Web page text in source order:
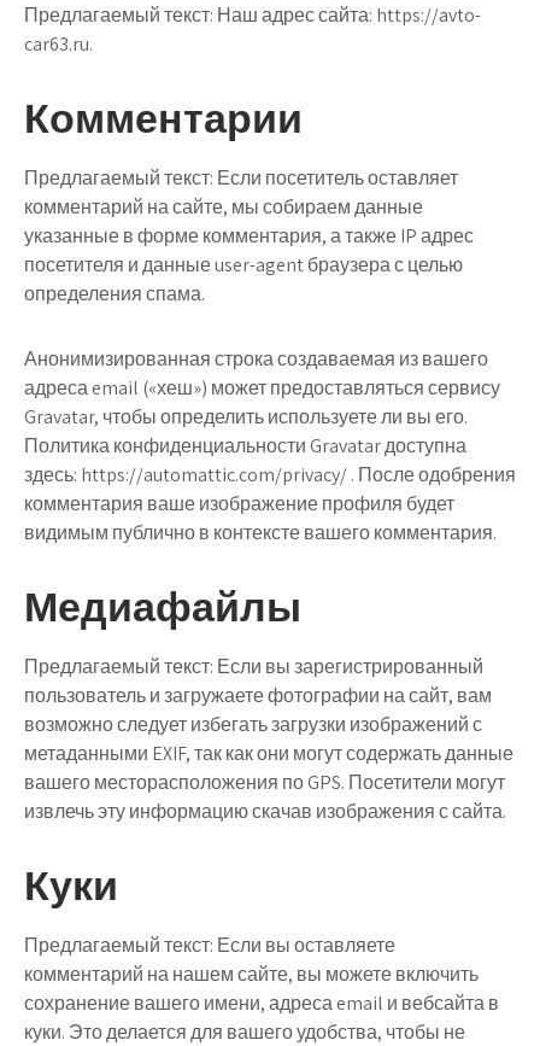
Предлагаемый текст: Наш адрес сайта: https://avto-
car63.ru.
Комментарии
Предлагаемый текст: Если посетитель оставляет
комментарий на сайте, мы собираем данные
указанные в форме комментария, а также IP адрес
посетителя и данные user-agent браузера с целью
определения спама.
Анонимизированная строка создаваемая из вашего
адреса email («хеш») может предоставляться сервису
Gravatar, чтобы определить используете ли вы его.
Политика конфиденциальности Gravatar доступна
здесь: https://automattic.com/privacy/ . После одобрения
комментария ваше изображение профиля будет
видимым публично в контексте вашего комментария.
Медиафайлы
Предлагаемый текст: Если вы зарегистрированный
пользователь и загружаете фотографии на сайт, вам
возможно следует избегать загрузки изображений с
метаданными EXIF, так как они могут содержать данные
вашего месторасположения по GPS. Посетители могут
извлечь эту информацию скачав изображения с сайта.
Куки
Предлагаемый текст: Если вы оставляете
комментарий на нашем сайте, вы можете включить
сохранение вашего имени, адреса email и вебсайта в
куки. Это делается для вашего удобства, чтобы не